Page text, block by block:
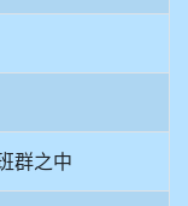
群之中